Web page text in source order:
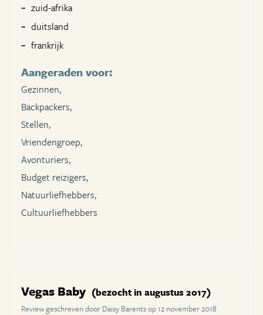
zuid-afrika
duitsland
frankrijk
Aangeraden voor:
Gezinnen,
Backpackers,
Stellen,
Vriendengroep,
Avonturiers,
Budget reizigers,
Natuurliefhebbers,
Cultuurliefhebbers
Vegas Baby (bezocht in augustus 2017)
Review geschreven door Daisy Barents op 12 november 2018